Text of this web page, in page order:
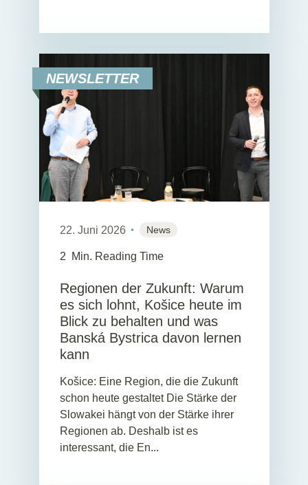
NEWSLETTER
22. Juni 2026 News
2 Min. Reading Time
Regionen der Zukunft: Warum
es sich lohnt, Košice heute im
Blick zu behalten und was
Banská Bystrica davon lernen
kann
Košice: Eine Region, die die Zukunft
schon heute gestaltet Die Stärke der
Slowakei hängt von der Stärke ihrer
Regionen ab. Deshalb ist es
interessant, die En...